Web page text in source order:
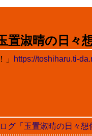
置淑晴の日々
」
https://toshiharu.ti-
「玉置淑晴の日々想